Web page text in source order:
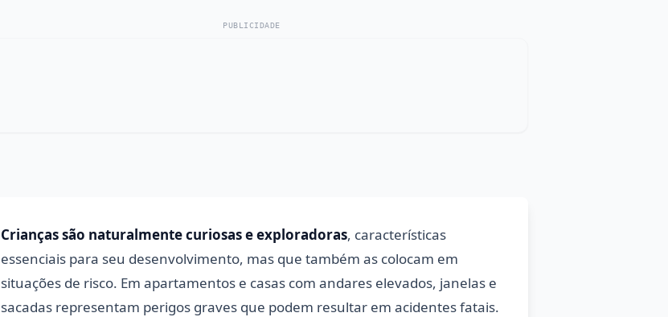
PUBLICIDADE
Crianças são naturalmente curiosas e exploradoras, características
essenciais para seu desenvolvimento, mas que também as colocam em
situações de risco. Em apartamentos e casas com andares elevados, janelas e
sacadas representam perigos graves que podem resultar em acidentes fatais.